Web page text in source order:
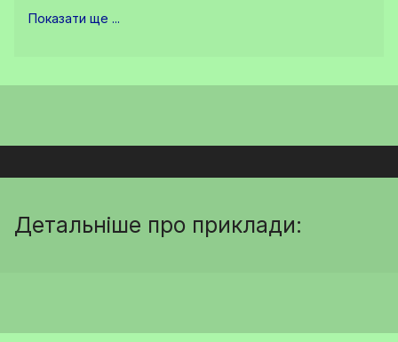
Показати ще ...
Детальніше про приклади: